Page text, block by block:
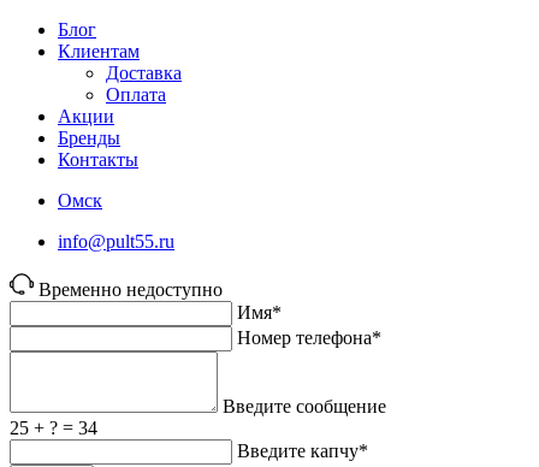
Блог
Клиентам
Доставка
Оплата
Акции
Бренды
Контакты
Омск
info@pult55.ru
Временно недоступно
Имя*
Номер телефона*
Введите сообщение
25 + ? = 34
Введите капчу*